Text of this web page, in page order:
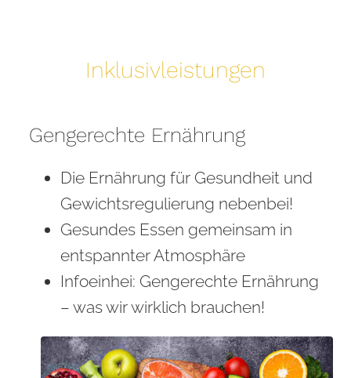
Inklusivleistungen
Gengerechte Ernährung
Die Ernährung für Gesundheit und
Gewichtsregulierung nebenbei!
Gesundes Essen gemeinsam in
entspannter Atmosphäre
Infoeinhei: Gengerechte Ernährung
– was wir wirklich brauchen!